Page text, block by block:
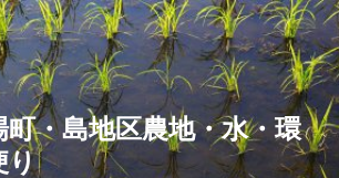
町・島地区農地・水・環
り